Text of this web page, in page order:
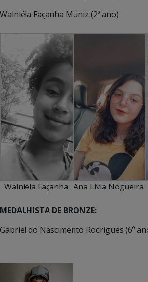
Walniéla Façanha Muniz (2º ano)
Walniéla Façanha Ana Lívia Nogueira
MEDALHISTA DE BRONZE:
Gabriel do Nascimento Rodrigues (6º